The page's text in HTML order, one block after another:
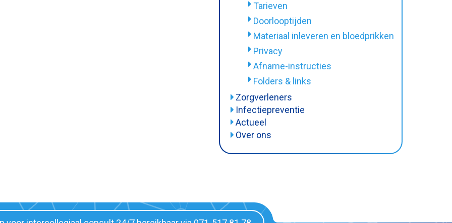
Tarieven
Doorlooptijden
Materiaal inleveren en bloedprikken
Privacy
Afname-instructies
Folders & links
Zorgverleners
Consulten
Cito-aanvraag
Afnamemateriaal
Doorlooptijden
Aanvraagformulier en instructies
Infectiepreventie
MRSA
BRMO
Informatiefolders
Actueel
Over ons
Rapportage van uitslagen